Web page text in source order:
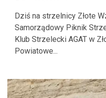
Dziś na strzelnicy Złote
Samorządowy Piknik
Klub Strzelecki AGAT w
Powiatowe...